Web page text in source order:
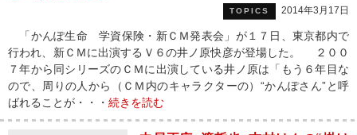
TOPICS 2014年3月17日
「かんぽ生命 学資保険・新ＣＭ発表会」が１７日、東京都内で
行われ、新ＣＭに出演するＶ６の井ノ原快彦が登場した。 ２００
７年から同シリーズのＣＭに出演している井ノ原は「もう６年目な
ので、周りの人から（ＣＭ内のキャラクターの）“かんぽさん”と呼
ばれることが・・・ 続きを読む